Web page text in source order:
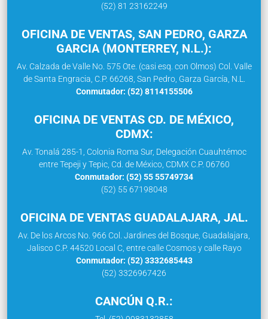
(52) 81 23162249
OFICINA DE VENTAS, SAN PEDRO, GARZA
GARCIA (MONTERREY, N.L.):
Av. Calzada de Valle No. 575 Ote. (casi esq. con Olmos) Col. Valle
de Santa Engracia, C.P. 66268, San Pedro, Garza García, N.L.
Conmutador: (52) 8114155506
OFICINA DE VENTAS CD. DE MÉXICO,
CDMX:
Av. Tonalá 285-1, Colonia Roma Sur, Delegación Cuauhtémoc
entre Tepeji y Tepic, Cd. de México, CDMX C.P. 06760
Conmutador: (52) 55 55749734
(52) 55 67198048
OFICINA DE VENTAS GUADALAJARA, JAL.
Av. De los Arcos No. 966 Col. Jardines del Bosque, Guadalajara,
Jalisco C.P. 44520 Local C, entre calle Cosmos y calle Rayo
Conmutador: (52) 3332685443
(52) 3326967426
CANCÚN Q.R.: